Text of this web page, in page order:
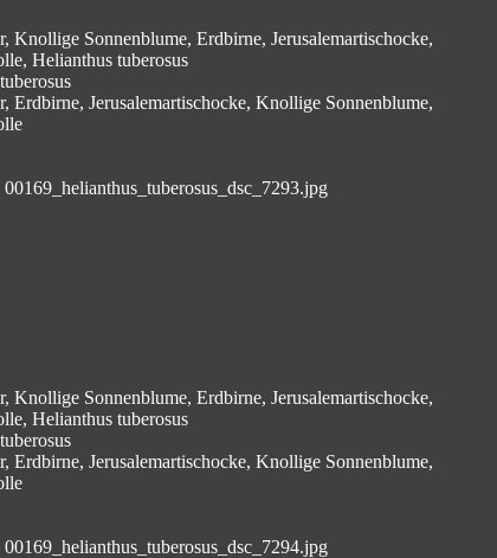
Knollige Sonnenblume, Erdbirne, Jerusalemartischocke,
Helianthus tuberosus
Erdbirne, Jerusalemartischocke, Knollige Sonnenblume,
Knollige Sonnenblume, Erdbirne, Jerusalemartischocke,
Helianthus tuberosus
Erdbirne, Jerusalemartischocke, Knollige Sonnenblume,